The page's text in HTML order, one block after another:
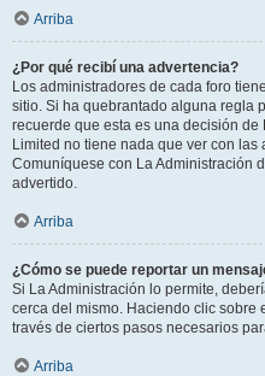
Arriba
¿Por qué recibí una advertencia?
Los administradores de cada foro
sitio. Si ha quebrantado alguna regla
recuerde que esta es una decisión
Limited no tiene nada que ver con
Comuníquese con La Administración
advertido.
Arriba
¿Cómo se puede reportar un
Si La Administración lo permite,
cerca del mismo. Haciendo clic sobre
través de ciertos pasos necesarios
Arriba